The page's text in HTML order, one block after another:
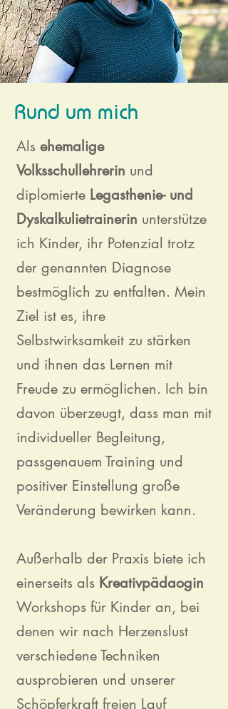
Rund um mich
Als ehemalige
Volksschullehrerin und
diplomierte Legasthenie- und
Dyskalkulietrainerin unterstütze
ich Kinder, ihr Potenzial trotz
der genannten Diagnose
bestmöglich zu entfalten. Mein
Ziel ist es, ihre
Selbstwirksamkeit zu stärken
und ihnen das Lernen mit
Freude zu ermöglichen. Ich bin
davon überzeugt, dass man mit
individueller Begleitung,
passgenauem Training und
positiver Einstellung große
Veränderung bewirken kann.
Außerhalb der Praxis biete ich
einerseits als Kreativpädaogin
Workshops für Kinder an, bei
denen wir nach Herzenslust
verschiedene Techniken
ausprobieren und unserer
Schöpferkraft freien Lauf